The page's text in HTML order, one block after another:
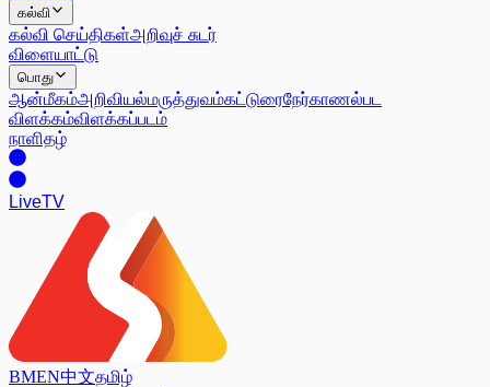
கல்வி
கல்வி செய்திகள்அறிவுச் சுடர்
விளையாட்டு
பொது
ஆன்மீகம்அறிவியல்மருத்துவம்கட்டுரைநேர்காணல்பட
விளக்கம்விளக்கப்படம்
நாளிதழ்
LiveTV
BMEN中文தமிழ்